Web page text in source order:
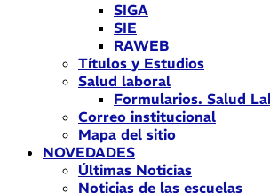
SIGA
SIE
RAWEB
Títulos y Estudios
Salud laboral
Formularios. Salud
Correo institucional
Mapa del sitio
NOVEDADES
Últimas Noticias
Noticias de las escuelas